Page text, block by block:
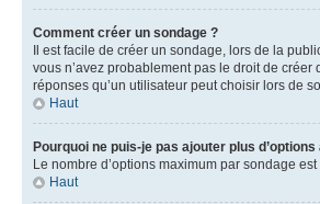
Comment créer un sondage ?
Il est facile de créer un sondage, lors de la
vous n’avez probablement pas le droit de
réponses qu’un utilisateur peut choisir lors de
Haut
Pourquoi ne puis-je pas ajouter plus
Le nombre d’options maximum par sondage
Haut